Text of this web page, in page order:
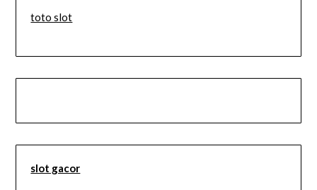
toto slot
slot gacor